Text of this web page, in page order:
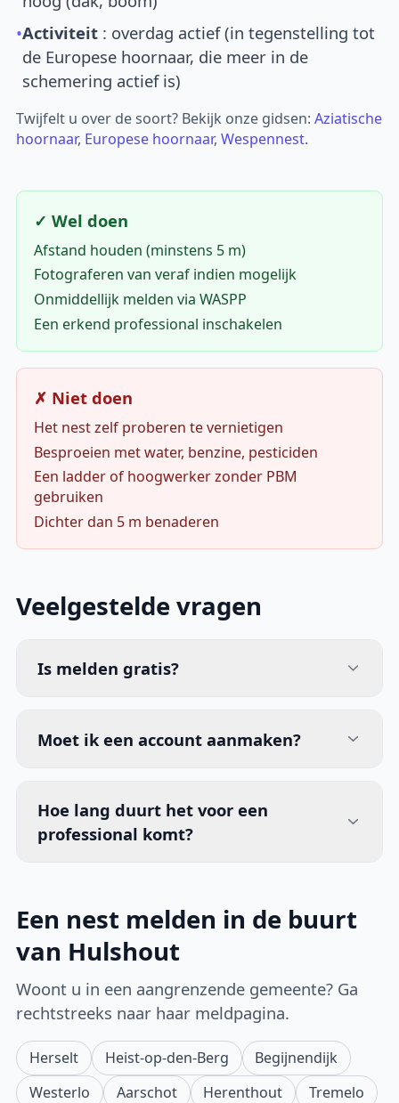
•Activiteit : overdag actief (in tegenstelling tot
de Europese hoornaar, die meer in de
schemering actief is)
Twijfelt u over de soort? Bekijk onze gidsen:Aziatische
hoornaar, Europese hoornaar,Wespennest.
✓ Wel doen
Afstand houden (minstens 5 m)
Fotograferen van veraf indien mogelijk
Onmiddellijk melden via WASPP
Een erkend professional inschakelen
✗ Niet doen
Het nest zelf proberen te vernietigen
Besproeien met water, benzine, pesticiden
Een ladder of hoogwerker zonder PBM
gebruiken
Dichter dan 5 m benaderen
Veelgestelde vragen
Is melden gratis?
Moet ik een account aanmaken?
Hoe lang duurt het voor een
professional komt?
Een nest melden in de buurt
van Hulshout
Woont u in een aangrenzende gemeente? Ga
rechtstreeks naar haar meldpagina.
Herselt Heist-op-den-Berg
Begijnendijk
Westerlo
Aarschot Herenthout
Tremelo